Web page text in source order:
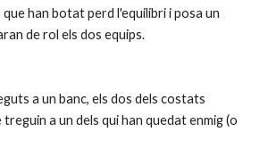
han botat perd l'equilibri i posa un
de rol els dos equips.
a un banc, els dos dels costats
a un dels qui han quedat enmig (o